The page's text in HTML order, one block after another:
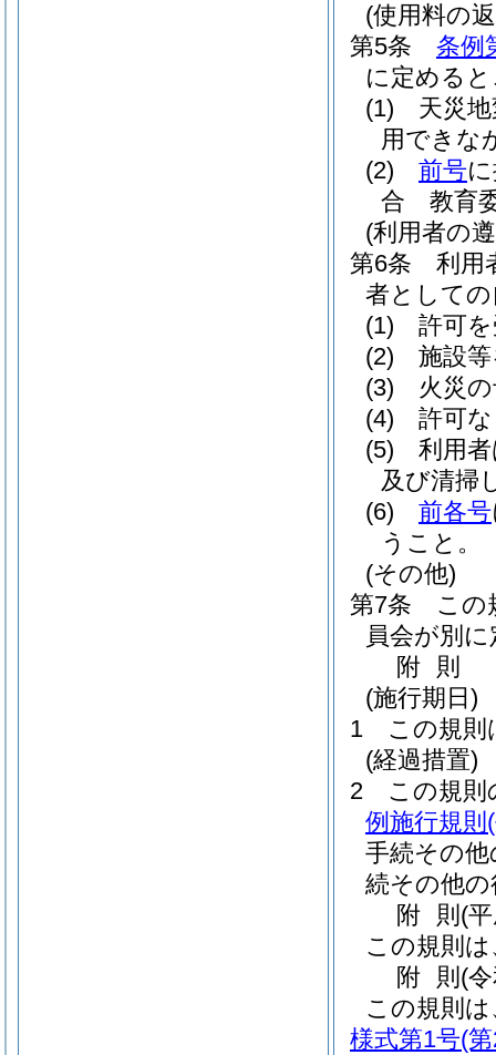
(使用料の
第5条
条例
に定める
(1)
天災
用できな
(2)
前号
合 教育
(利用者の
第6条
利用
者として
(1)
許可
(2)
施設
(3)
火災
(4)
許可
(5)
利用
及び清掃
(6)
前各号
うこと。
(その他)
第7条
この
員会が別
附 則
(施行期日)
1
この規則
(経過措置)
2
この規則
例施行規則
手続その
続その他
附 則 (
この規則
附 則 (
この規則
様式第1号(